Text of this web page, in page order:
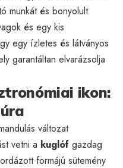
munkát és bonyolult
és egy kis
egy ízletes és látványos
garantáltan elvarázsolja
ikon:
változat
vetni a kuglóf gazdag
formájú sütemény